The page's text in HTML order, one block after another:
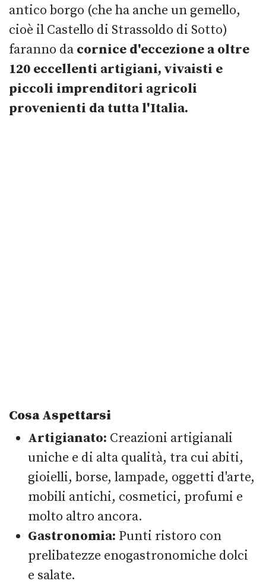
antico borgo (che ha anche un gemello,
cioè il Castello di Strassoldo di Sotto)
faranno da cornice d'eccezione a oltre
120 eccellenti artigiani, vivaisti e
piccoli imprenditori agricoli
provenienti da tutta l'Italia.
Cosa Aspettarsi
Artigianato: Creazioni artigianali
uniche e di alta qualità, tra cui abiti,
gioielli, borse, lampade, oggetti d'arte,
mobili antichi, cosmetici, profumi e
molto altro ancora.
Gastronomia: Punti ristoro con
prelibatezze enogastronomiche dolci
e salate.